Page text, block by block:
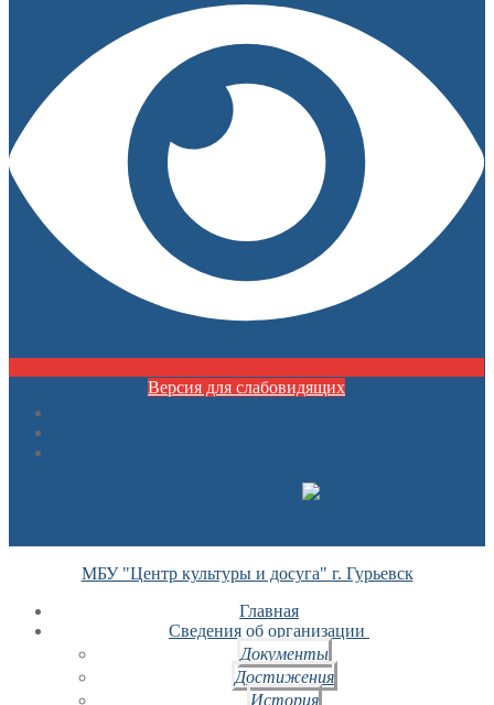
Версия для слабовидящих
МБУ "Центр культуры и досуга" г. Гурьевск
Главная
Сведения об организации
Документы
Достижения
История